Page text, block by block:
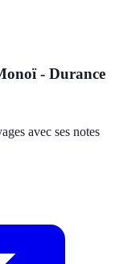
- Durance
avec ses notes